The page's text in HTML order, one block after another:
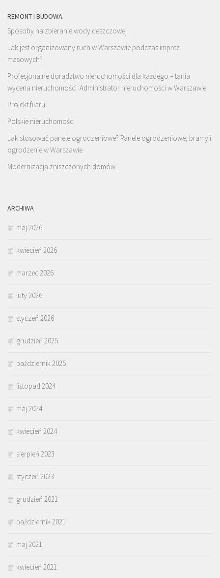
REMONT I BUDOWA
Sposoby na zbieranie wody deszczowej
Jak jest organizowany ruch w Warszawie podczas imprez
masowych?
Profesjonalne doradztwo nieruchomości dla każdego – tania
wycena nieruchomości. Administrator nieruchomości w Warszawie
Projekt filaru
Polskie nieruchomości
Jak stosować panele ogrodzeniowe? Panele ogrodzeniowe, bramy i
ogrodzenie w Warszawie
Modernizacja zniszczonych domów
ARCHIWA
maj 2026
kwiecień 2026
marzec 2026
luty 2026
styczeń 2026
grudzień 2025
październik 2025
listopad 2024
maj 2024
kwiecień 2024
sierpień 2023
styczeń 2023
grudzień 2021
październik 2021
maj 2021
kwiecień 2021